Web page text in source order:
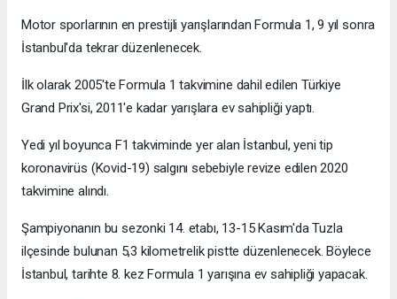
Motor sporlarının en prestijli yarışlarından Formula 1, 9 yıl sonra
İstanbul'da tekrar düzenlenecek.
İlk olarak 2005'te Formula 1 takvimine dahil edilen Türkiye
Grand Prix'si, 2011'e kadar yarışlara ev sahipliği yaptı.
Yedi yıl boyunca F1 takviminde yer alan İstanbul, yeni tip
koronavirüs (Kovid-19) salgını sebebiyle revize edilen 2020
takvimine alındı.
Şampiyonanın bu sezonki 14. etabı, 13-15 Kasım'da Tuzla
ilçesinde bulunan 5,3 kilometrelik pistte düzenlenecek. Böylece
İstanbul, tarihte 8. kez Formula 1 yarışına ev sahipliği yapacak.